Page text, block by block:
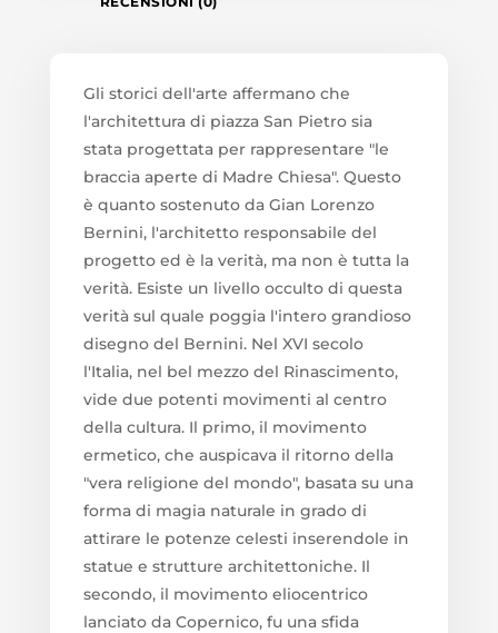
Gli storici dell'arte affermano che
l'architettura di piazza San Pietro sia
stata progettata per rappresentare "le
braccia aperte di Madre Chiesa". Questo
è quanto sostenuto da Gian Lorenzo
Bernini, l'architetto responsabile del
progetto ed è la verità, ma non è tutta la
verità. Esiste un livello occulto di questa
verità sul quale poggia l'intero grandioso
disegno del Bernini. Nel XVI secolo
l'Italia, nel bel mezzo del Rinascimento,
vide due potenti movimenti al centro
della cultura. Il primo, il movimento
ermetico, che auspicava il ritorno della
"vera religione del mondo", basata su una
forma di magia naturale in grado di
attirare le potenze celesti inserendole in
statue e strutture architettoniche. Il
secondo, il movimento eliocentrico
lanciato da Copernico, fu una sfida